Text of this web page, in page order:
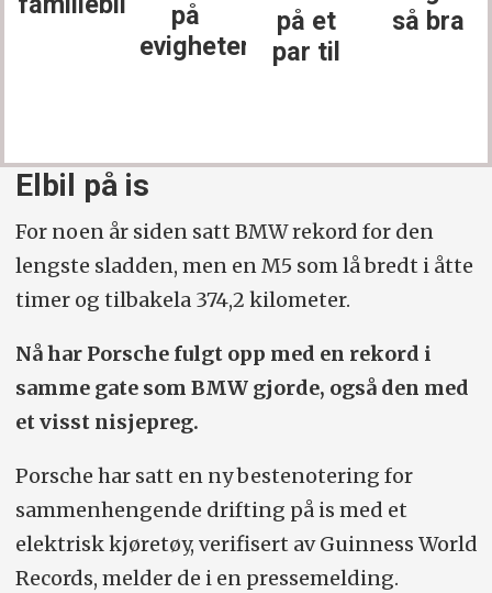
på
evigheter
på et
par til
så bra
Elbil på is
For noen år siden satt BMW rekord for den
lengste sladden, men en M5 som lå bredt i åtte
timer og tilbakela 374,2 kilometer.
Nå har Porsche fulgt opp med en rekord i
samme gate som BMW gjorde, også den med
et visst nisjepreg.
Porsche har satt en ny bestenotering for
sammenhengende drifting på is med et
elektrisk kjøretøy, verifisert av Guinness World
Records, melder de i en pressemelding.